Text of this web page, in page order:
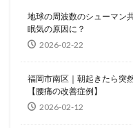
地球の周波数のシューマン
眠気の原因に？
2026-02-22
福岡市南区｜朝起きたら突
【腰痛の改善症例】
2026-02-12